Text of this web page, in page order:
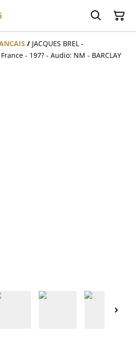
/ JACQUES BREL -
- 197? - Audio: NM - BARCLAY